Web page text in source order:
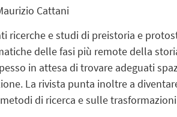
Cattani
ricerche e studi di preistoria e
delle fasi più remote della
in attesa di trovare adeguati
La rivista punta inoltre a
di ricerca e sulle